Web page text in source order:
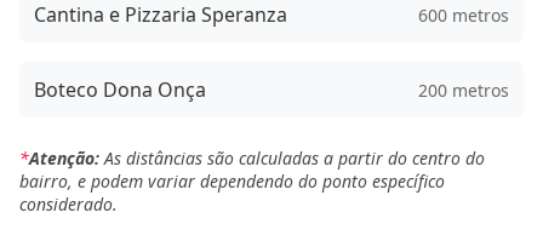
Cantina e Pizzaria Speranza 600 metros
Boteco Dona Onça 200 metros
*Atenção:As distâncias são calculadas a partir do centro do
bairro, e podem variar dependendo do ponto específico
considerado.